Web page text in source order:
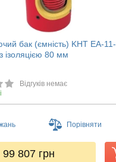
бак (ємність) KHT ЕА-11-
ізоляцією 80 мм
Відгуків немає
Порівняти
99 807 грн